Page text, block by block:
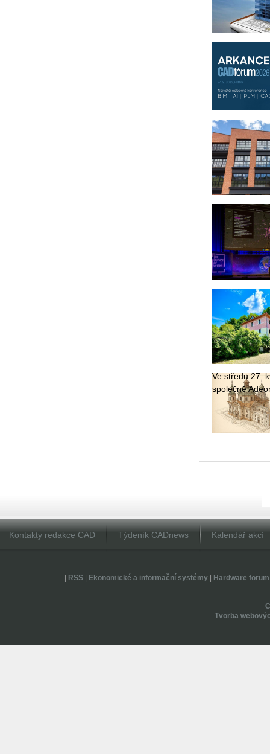
Ve stře­du 27.
spo­leč­ně
Kontakty redakce CAD Týdeník CADnews Kalendář akcí
RSS| Ekonomické a informační systémy| Hardware forum
Tvorba